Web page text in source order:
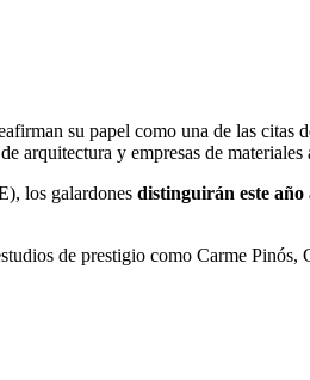
su papel como una de las citas
arquitectura y empresas de materiales
los galardones distinguirán este año
de prestigio como Carme